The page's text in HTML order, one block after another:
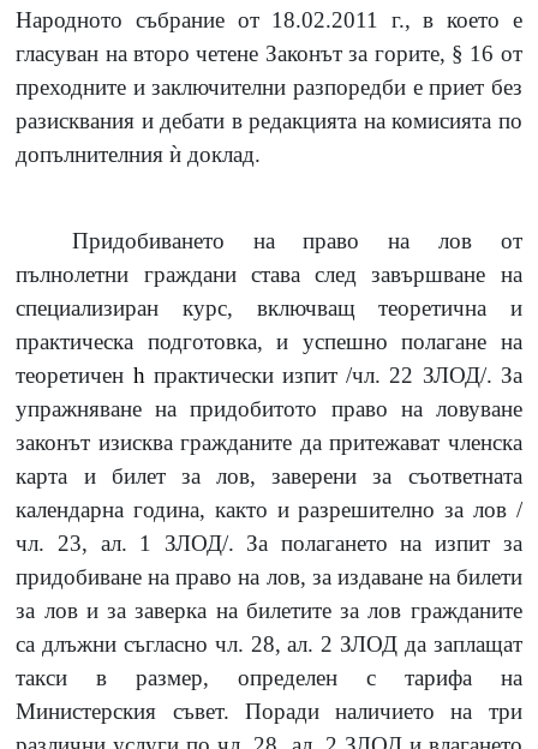
Народното събрание от 18.02.2011 г., в което е
гласуван на второ четене Законът за горите, § 16 от
преходните и заключителни разпоредби е приет без
разисквания и дебати в редакцията на комисията по
допълнителнияѝ доклад.
Придобиването на право на лов от
пълнолетни граждани става след завършване на
специализиран курс, включващ теоретична и
практическа подготовка, и успешно полагане на
теоретичен h практически изпит /чл. 22 ЗЛОД/. За
упражняване на придобитото право на ловуване
законът изисква гражданите да притежават членска
карта и билет за лов, заверени за съответната
календарна година, както и разрешително за лов /
чл. 23, ал. 1 ЗЛОД/. За полагането на изпит за
придобиване на право на лов, за издаване на билети
за лов и за заверка на билетите за лов гражданите
са длъжни съгласно чл. 28, ал. 2 ЗЛОД да заплащат
такси в размер, определен с тарифа на
Министерския съвет. Поради наличието на три